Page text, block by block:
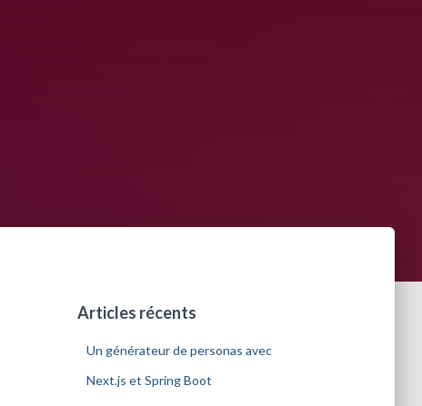
Articles récents
Un générateur de personas avec
Next.js et Spring Boot